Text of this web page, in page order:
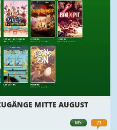
MS 21
MITTE AUGUST